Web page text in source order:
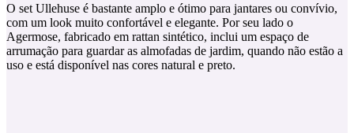
O set Ullehuse é bastante amplo e ótimo para jantares ou convívio,
com um look muito confortável e elegante. Por seu lado o
Agermose, fabricado em rattan sintético, inclui um espaço de
arrumação para guardar as almofadas de jardim, quando não estão a
uso e está disponível nas cores natural e preto.